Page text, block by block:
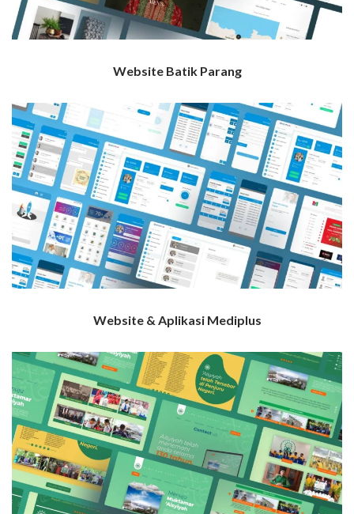
Website Batik Parang
Website & Aplikasi Mediplus